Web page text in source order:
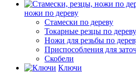
ножи по дереву
Стамески по дереву
Токарные резцы по дереву
Ножи для резьбы по
Приспособления для
Скобели
Ключи